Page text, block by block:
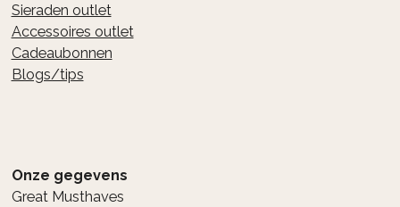
Sieraden outlet
Accessoires outlet
Cadeaubonnen
Blogs/tips
Onze gegevens
Great Musthaves